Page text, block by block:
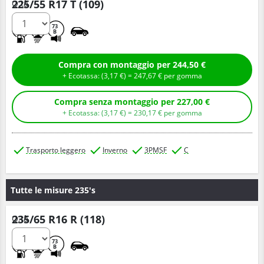
225/55 R17 T (109)
73
B
Q.tà
Compra con montaggio per 244,50 €
+ Ecotassa: (3,17€ ) =247,67€ per gomma
Compra senza montaggio per 227,00 €
+ Ecotassa: (3,17€ ) =230,17€ per gomma
Trasporto leggero Inverno 3PMSF C
Tutte le misure 235's
235/65 R16 R (118)
73
B
Q.tà